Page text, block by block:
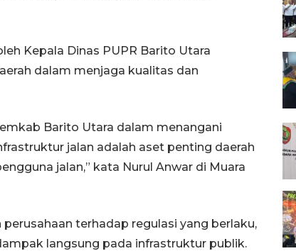
Kepala Dinas PUPR Barito Utara
dalam menjaga kualitas dan
Barito Utara dalam menangani
jalan adalah aset penting daerah
jalan,” kata Nurul Anwar di Muara
terhadap regulasi yang berlaku,
langsung pada infrastruktur publik.